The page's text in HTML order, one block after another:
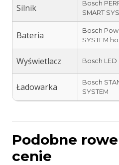
Silnik
Bosch
SMART
Bateria
Bosch
SYSTEM
Wyświetlacz Bosch LED
Ładowarka
Bosch
SYSTEM
Podobne
cenie